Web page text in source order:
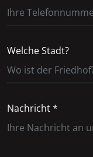
Welche Stadt?
Nachricht *